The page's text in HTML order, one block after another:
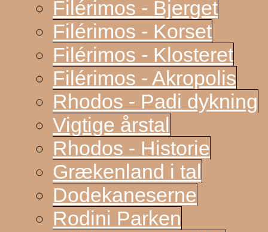
Filérimos - Bjerget
Filérimos - Korset
Filérimos - Klosteret
Filérimos - Akropolis
Rhodos - Padi dykning
Vigtige årstal
Rhodos - Historie
Grækenland i tal
Dodekaneserne
Rodini Parken